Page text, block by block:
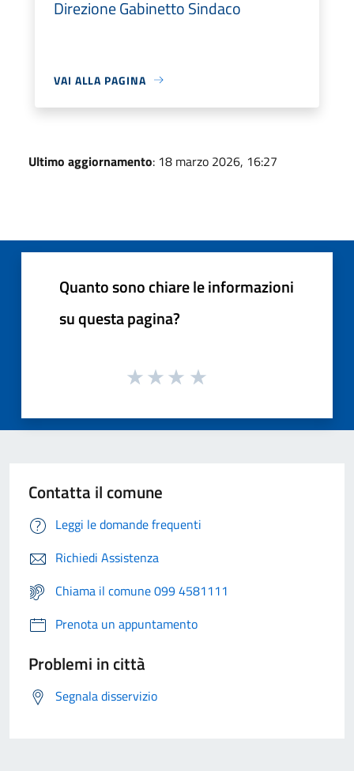
Direzione Gabinetto Sindaco
VAI ALLA PAGINA
Ultimo aggiornamento: 18 marzo 2026, 16:27
Quanto sono chiare le informazioni
su questa pagina?
Contatta il comune
Leggi le domande frequenti
Richiedi Assistenza
Chiama il comune 099 4581111
Prenota un appuntamento
Problemi in città
Segnala disservizio